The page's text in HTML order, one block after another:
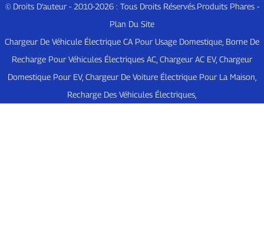
© Droits D'auteur - 2010-2026 : Tous Droits Réservés.Produits Phares-
Plan Du Site
Chargeur De Véhicule Électrique CA Pour Usage Domestique Borne De
Recharge Pour Véhicules Électriques AC Chargeur AC EV, Chargeur
Domestique Pour EV, Chargeur De Voiture Électrique Pour La Maison
Recharge Des Véhicules Électriques